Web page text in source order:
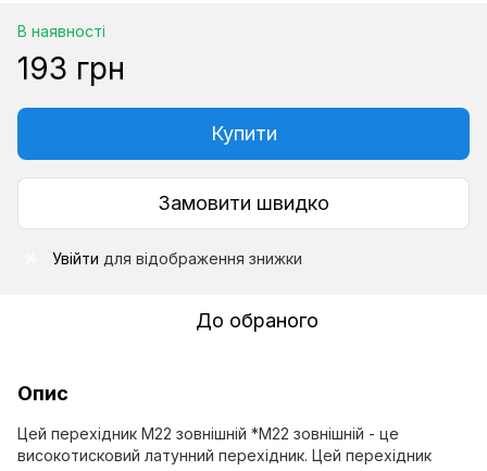
В наявності
193 грн
Купити
Замовити швидко
Увійти для відображення знижки
До обраного
Опис
Цей перехідник М22 зовнішній *М22 зовнішній - це
високотисковий латунний перехідник. Цей перехідник